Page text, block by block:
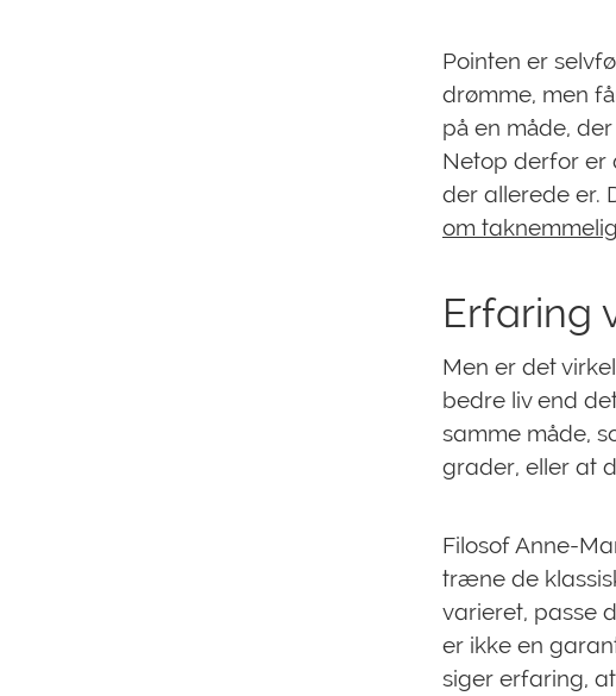
Pointen er
drømme, men
på en måde,
Netop derfor er
der allerede er.
om
Erfaring
Men er det
bedre liv end
samme måde,
grader, eller at
Filosof Anne-
træne de
varieret, passe
er ikke en
siger erfaring,